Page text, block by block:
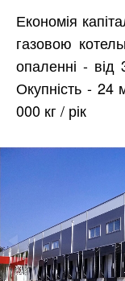
Економія
газовою
опаленні - від
Окупність - 24
000 кг / рік